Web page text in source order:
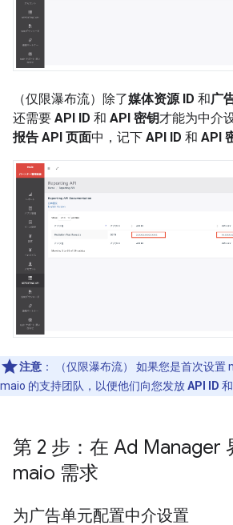
（仅限瀑布流）除了媒体资源 ID 和广
还需要 API ID 和 API 密钥才能为中介
报告 API 页面中，记下 API ID 和 API
注意 ：
（仅限瀑布流） 如果您是首次设置
maio 的支持团队，以便他们向您发放API ID 和
第 2 步：在 Ad Manager
maio 需求
为广告单元配置中介设置